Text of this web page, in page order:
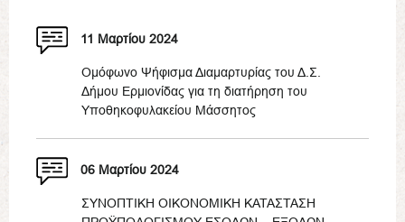
11 Μαρτίου 2024
Ομόφωνο Ψήφισμα Διαμαρτυρίας του Δ.Σ.
Δήμου Ερμιονίδας για τη διατήρηση του
Υποθηκοφυλακείου Μάσσητος
06 Μαρτίου 2024
ΣΥΝΟΠΤΙΚΗ ΟΙΚΟΝΟΜΙΚΗ ΚΑΤΑΣΤΑΣΗ